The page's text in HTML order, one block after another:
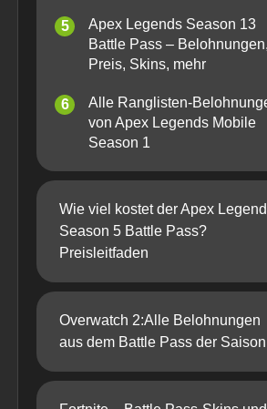
Apex Legends Season 13
Battle Pass – Belohnungen,
Preis, Skins, mehr
Alle Ranglisten-
von Apex Legends Mobile
Season 1
Wie viel kostet der Apex
Season 5 Battle Pass?
Preisleitfaden
Overwatch 2:Alle Belohnungen
aus dem Battle Pass der